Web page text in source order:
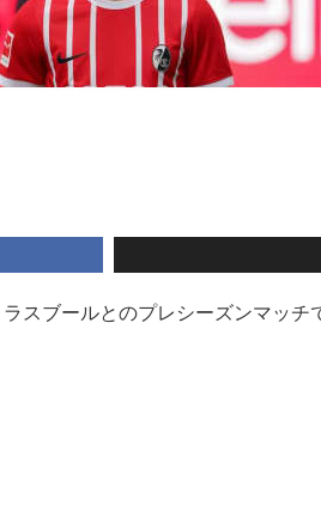
スブールとのプレシーズンマッチ